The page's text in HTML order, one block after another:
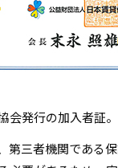
会発行の加入者証。
第三者機関である